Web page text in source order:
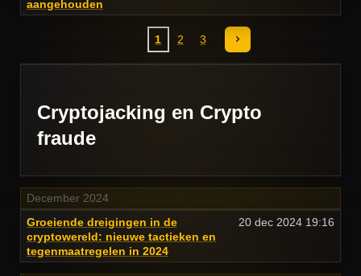
aangehouden
1 2 3
Cryptojacking en Crypto
fraude
December 2024
Groeiende dreigingen in de
cryptowereld: nieuwe tactieken en
tegenmaatregelen in 2024
20 dec 2024 19:16